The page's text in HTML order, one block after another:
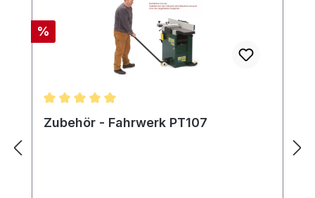
Rabatt
%
Durchschnittliche Bewertung von 5 von 5 Sternen
Zubehör - Fahrwerk PT107